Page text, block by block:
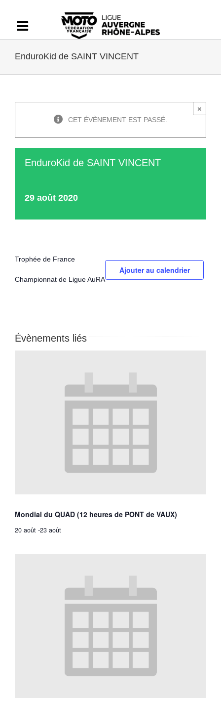
contenu
EnduroKid de SAINT VINCENT
×
CET ÉVÈNEMENT EST PASSÉ.
EnduroKid de SAINT VINCENT
29 août 2020
Trophée de France
Championnat de Ligue AuRA
Ajouter au calendrier
Évènements liés
Mondial du QUAD (12 heures de PONT de VAUX)
20 août -23 août